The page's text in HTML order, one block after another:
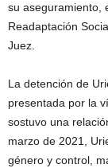
su aseguramiento,
Readaptación
Juez.
La detención de
presentada por la
sostuvo una
marzo de 2021,
género y control,